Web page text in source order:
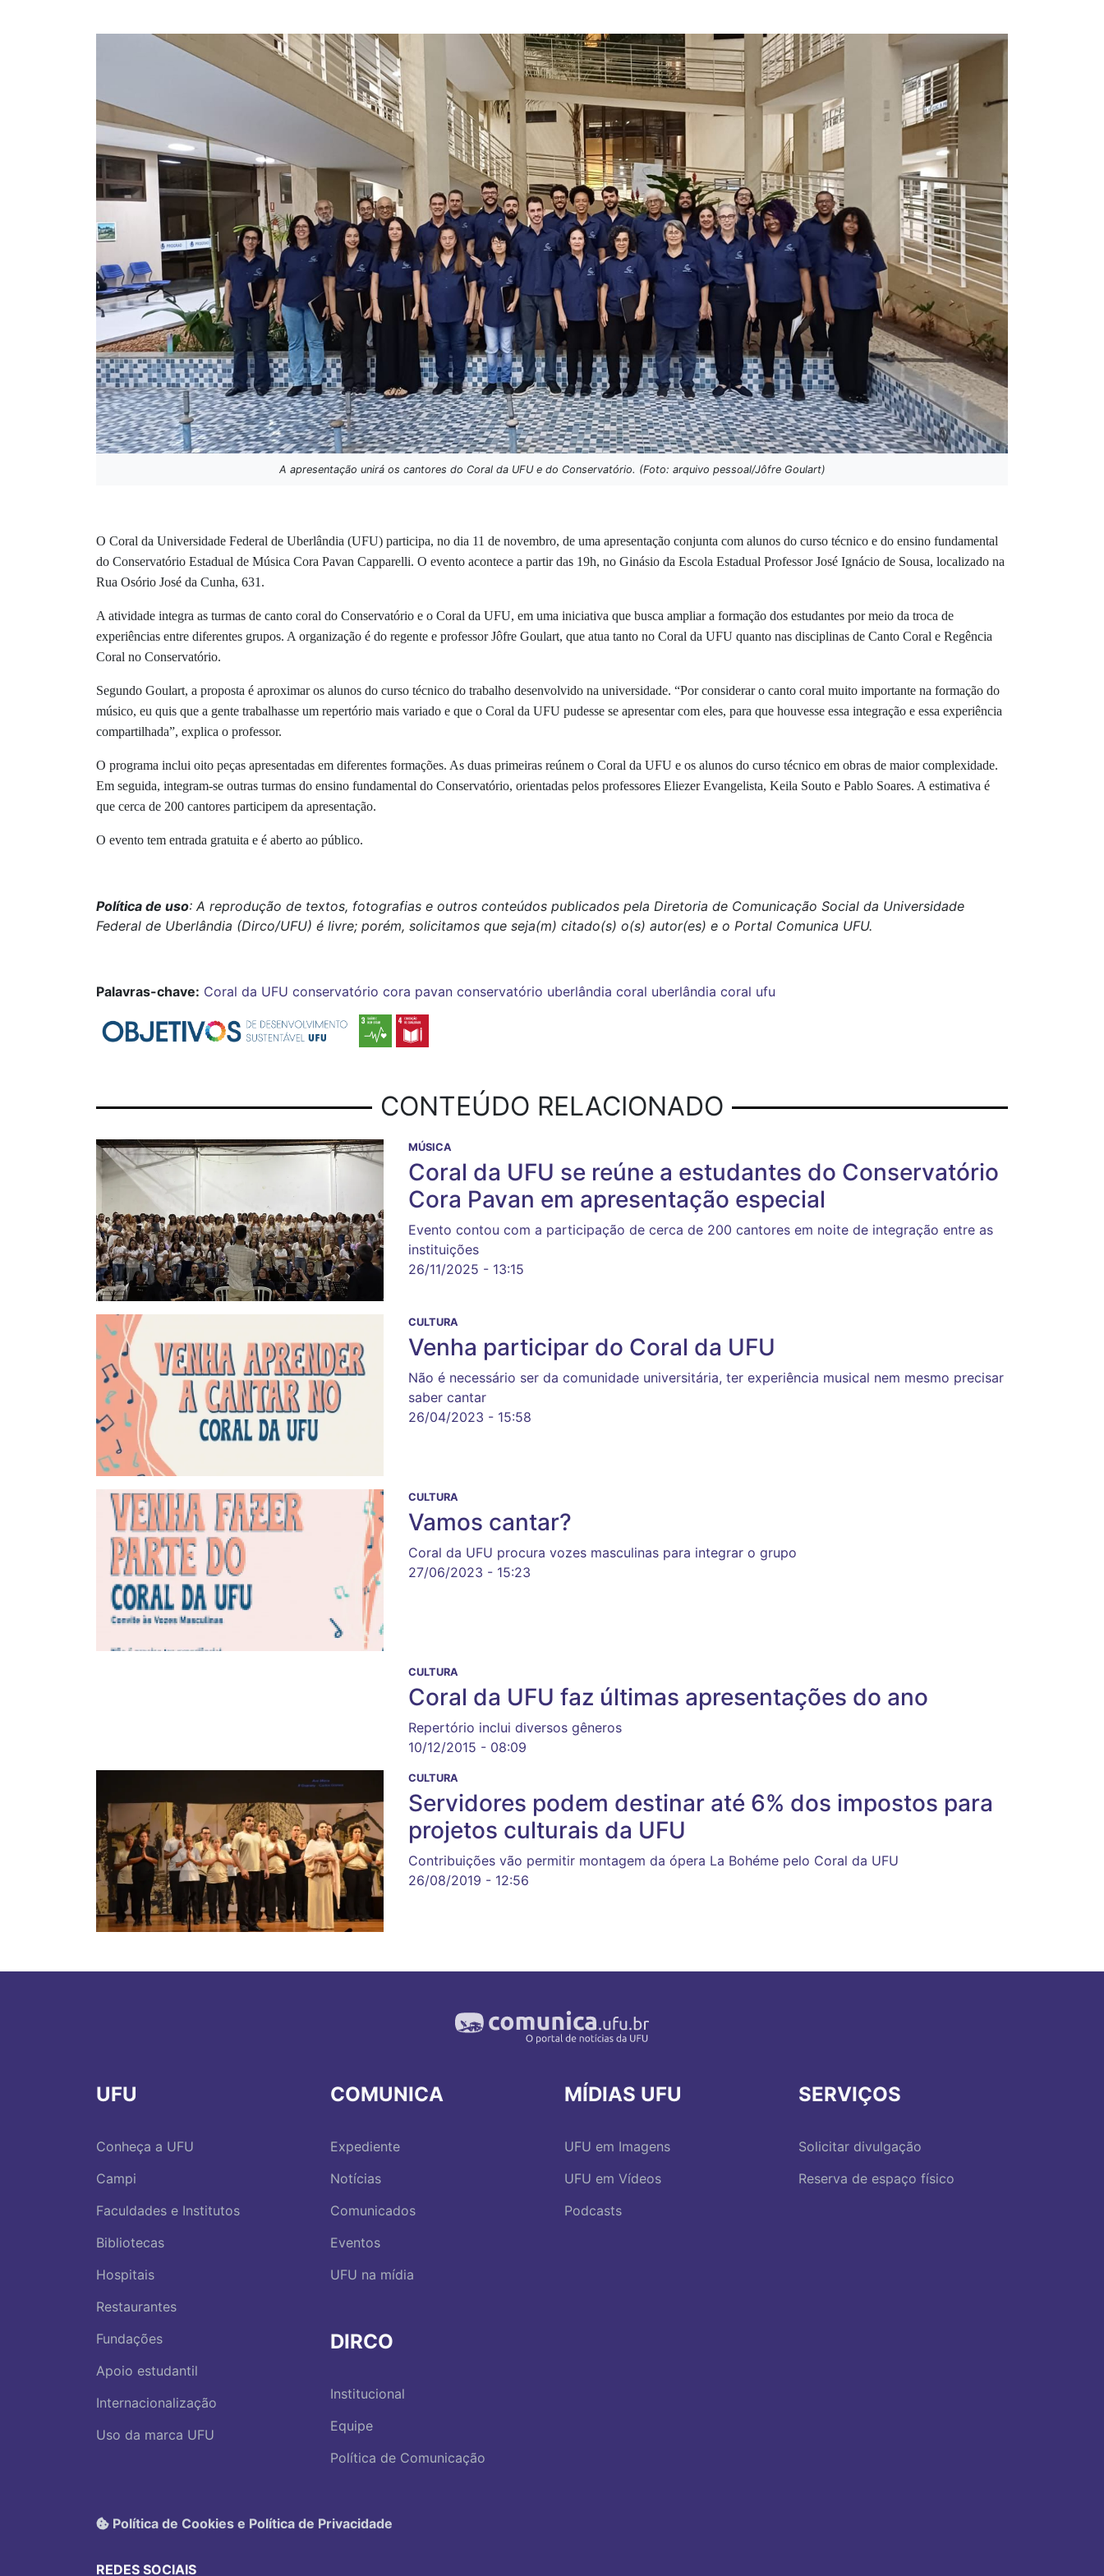
A apresentação unirá os cantores do Coral da UFU e do Conservatório. (Foto: arquivo pessoal/Jôfre Goulart)
O Coral da Universidade Federal de Uberlândia (UFU) participa, no dia 11 de novembro, de uma apresentação conjunta com alunos do curso técnico e do ensino fundamental
do Conservatório Estadual de Música Cora Pavan Capparelli. O evento acontece a partir das 19h, no Ginásio da Escola Estadual Professor José Ignácio de Sousa, localizado na
Rua Osório José da Cunha, 631.
A atividade integra as turmas de canto coral do Conservatório e o Coral da UFU, em uma iniciativa que busca ampliar a formação dos estudantes por meio da troca de
experiências entre diferentes grupos. A organização é do regente e professor Jôfre Goulart, que atua tanto no Coral da UFU quanto nas disciplinas de Canto Coral e Regência
Coral no Conservatório.
Segundo Goulart, a proposta é aproximar os alunos do curso técnico do trabalho desenvolvido na universidade. “Por considerar o canto coral muito importante na formação do
músico, eu quis que a gente trabalhasse um repertório mais variado e que o Coral da UFU pudesse se apresentar com eles, para que houvesse essa integração e essa experiência
compartilhada”, explica o professor.
O programa inclui oito peças apresentadas em diferentes formações. As duas primeiras reúnem o Coral da UFU e os alunos do curso técnico em obras de maior complexidade.
Em seguida, integram-se outras turmas do ensino fundamental do Conservatório, orientadas pelos professores Eliezer Evangelista, Keila Souto e Pablo Soares. A estimativa é
que cerca de 200 cantores participem da apresentação.
O evento tem entrada gratuita e é aberto ao público.
Política de uso: A reprodução de textos, fotografias e outros conteúdos publicados pela Diretoria de Comunicação Social da Universidade
Federal de Uberlândia (Dirco/UFU) é livre; porém, solicitamos que seja(m) citado(s) o(s) autor(es) e o Portal Comunica UFU.
Palavras-chave: Coral da UFU conservatório cora pavan conservatório uberlândia coral uberlândia coral ufu
CONTEÚDO RELACIONADO
MÚSICA
Coral da UFU se reúne a estudantes do Conservatório
Cora Pavan em apresentação especial
Evento contou com a participação de cerca de 200 cantores em noite de integração entre as
instituições
26/11/2025 - 13:15
CULTURA
Venha participar do Coral da UFU
Não é necessário ser da comunidade universitária, ter experiência musical nem mesmo precisar
saber cantar
26/04/2023 - 15:58
CULTURA
Vamos cantar?
Coral da UFU procura vozes masculinas para integrar o grupo
27/06/2023 - 15:23
CULTURA
Coral da UFU faz últimas apresentações do ano
Repertório inclui diversos gêneros
10/12/2015 - 08:09
CULTURA
Servidores podem destinar até 6% dos impostos para
projetos culturais da UFU
Contribuições vão permitir montagem da ópera La Bohéme pelo Coral da UFU
26/08/2019 - 12:56
UFU
Conheça a UFU
Campi
Faculdades e Institutos
Bibliotecas
Hospitais
Restaurantes
Fundações
Apoio estudantil
Internacionalização
Uso da marca UFU
COMUNICA
Expediente
Notícias
Comunicados
Eventos
UFU na mídia
DIRCO
Institucional
Equipe
Política de Comunicação
MÍDIAS UFU
UFU em Imagens
UFU em Vídeos
Podcasts
SERVIÇOS
Solicitar divulgação
Reserva de espaço físico
Política de Cookies e Política de Privacidade
REDES SOCIAIS